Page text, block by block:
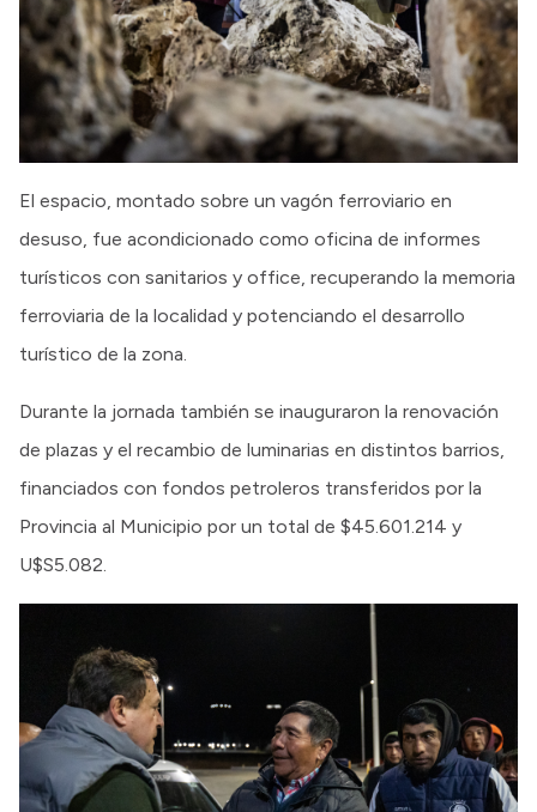
El espacio, montado sobre un vagón ferroviario en
desuso, fue acondicionado como oficina de informes
turísticos con sanitarios y office, recuperando la memoria
ferroviaria de la localidad y potenciando el desarrollo
turístico de la zona.
Durante la jornada también se inauguraron la renovación
de plazas y el recambio de luminarias en distintos barrios,
financiados con fondos petroleros transferidos por la
Provincia al Municipio por un total de $45.601.214 y
U$S5.082.